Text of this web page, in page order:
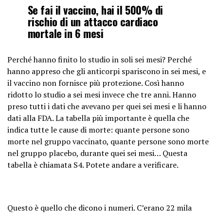
Se fai il vaccino, hai il 500% di
rischio di un attacco cardiaco
mortale in 6 mesi
Perché hanno finito lo studio in soli sei mesi? Perché
hanno appreso che gli anticorpi spariscono in sei mesi, e
il vaccino non fornisce più protezione. Così hanno
ridotto lo studio a sei mesi invece che tre anni. Hanno
preso tutti i dati che avevano per quei sei mesi e li hanno
dati alla FDA. La tabella più importante è quella che
indica tutte le cause di morte: quante persone sono
morte nel gruppo vaccinato, quante persone sono morte
nel gruppo placebo, durante quei sei mesi… Questa
tabella è chiamata S4. Potete andare a verificare.
Questo è quello che dicono i numeri. C’erano 22 mila